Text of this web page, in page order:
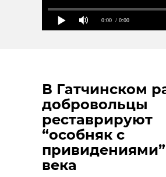
0:00 / 0:00
В Гатчинском
добровольцы
реставрируют
“особняк с
привидениями”
века